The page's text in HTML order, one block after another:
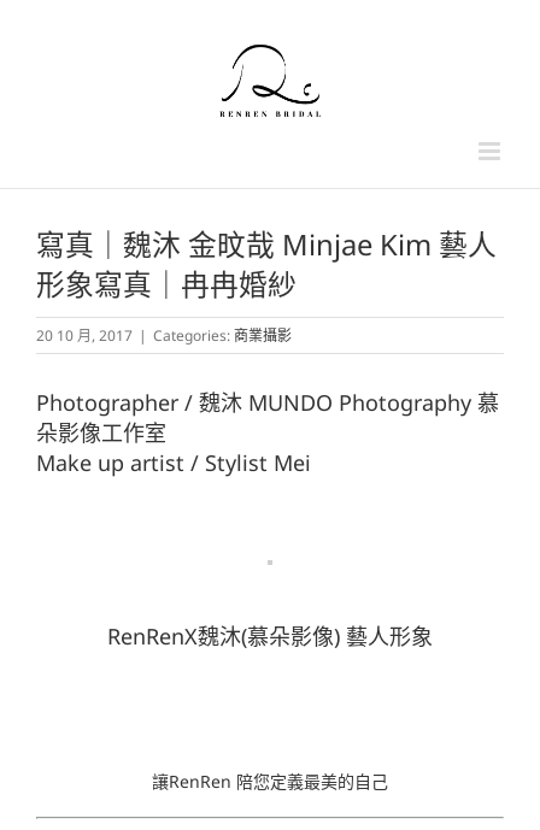
寫真｜魏沐 金旼哉 Minjae Kim 藝人
形象寫真｜冉冉婚紗
20 10 月, 2017 | Categories:商業攝影
Photographer / 魏沐 MUNDO Photography 慕
朵影像工作室
Make up artist / Stylist Mei
RenRenX魏沐(慕朵影像) 藝人形象
讓RenRen 陪您定義最美的自己